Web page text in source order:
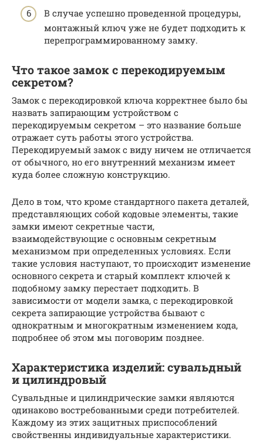
В случае успешно проведенной процедуры,
монтажный ключ уже не будет подходить к
перепрограммированному замку.
Что такое замок с перекодируемым
секретом?
Замок с перекодировкой ключа корректнее было бы
назвать запирающим устройством с
перекодируемым секретом – это название больше
отражает суть работы этого устройства.
Перекодируемый замок с виду ничем не отличается
от обычного, но его внутренний механизм имеет
куда более сложную конструкцию.
Дело в том, что кроме стандартного пакета деталей,
представляющих собой кодовые элементы, такие
замки имеют секретные части,
взаимодействующие с основным секретным
механизмом при определенных условиях. Если
такие условия наступают, то происходит изменение
основного секрета и старый комплект ключей к
подобному замку перестает подходить. В
зависимости от модели замка, с перекодировкой
секрета запирающие устройства бывают с
однократным и многократным изменением кода,
подробнее об этом мы поговорим позднее.
Характеристика изделий: сувальдный
и цилиндровый
Сувальдные и цилиндрические замки являются
одинаково востребованными среди потребителей.
Каждому из этих защитных приспособлений
свойственны индивидуальные характеристики.